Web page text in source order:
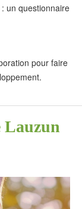
un questionnaire
pour faire
Lauzun